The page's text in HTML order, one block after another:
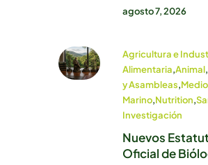
agosto 7, 2026
Agricultura e
Alimentaria,Animal,
y Asambleas,
Marino,Nutrition,
Investigación
Nuevos
Oficial de